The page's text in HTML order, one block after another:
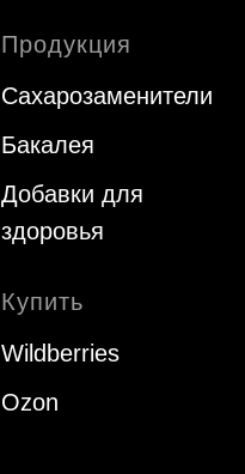
Продукция
Сахарозаменители
Бакалея
Добавки для
здоровья
Купить
Wildberries
Ozon